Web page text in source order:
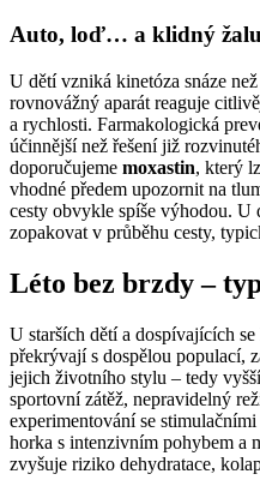
Auto, loď… a klidný
U dětí vzniká kinetóza snáze
rovnovážný aparát reaguje
a rychlosti. Farmakologická
účinnější než řešení již
doporučujeme moxastin, který
vhodné předem upozornit na
cesty obvykle spíše výhodou. U
zopakovat v průběhu cesty,
Léto bez brzdy –⁠
U starších dětí a dospívajících
překrývají s dospělou populací,
jejich životního stylu –⁠ tedy
sportovní zátěž, nepravidelný
experimentování se
horka s intenzivním pohybem a
zvyšuje riziko dehydratace,